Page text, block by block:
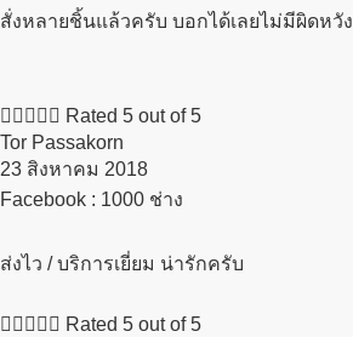
สั่งหลายชิ้นแล้วครับ บอกได้เลยไม่มีผิดหวัง
     Rated 5 out of 5
Tor Passakorn
23 สิงหาคม 2018​
Facebook : 1000 ช่าง
ส่งไว / บริการเยี่ยม น่ารักครับ
     Rated 5 out of 5